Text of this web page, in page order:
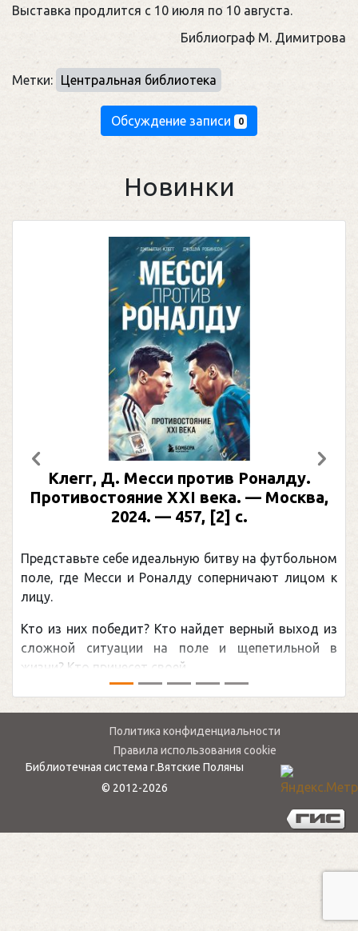
Выставка продлится с 10 июля по 10 августа.
Библиограф М. Димитрова
Метки: Центральная библиотека
Обсуждение записи 0
Новинки
Роналду.
века. — Москва,
битву на футбольном
соперничают лицом к
верный выход из
и щепетильной в
Рабинер, И. Я.
иллюстрированная
Москва, 2024 (макет
обсуждаемая хоккейная
мире.Перед сезоном
— ...
Предыдущий
Политика конфиденциальности
Правила использования cookie
Библиотечная система г.Вятские Поляны
© 2012-2026